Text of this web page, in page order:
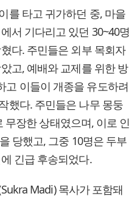
를 타고 귀가하던 중, 마을
서 기다리고 있던 30~40명
다. 주민들은 외부 목회자
고, 예배와 교제를 위한 방
고 이들이 개종을 유도하려
했다. 주민들은 나무 몽둥
무장한 상태였으며, 이로 인
당했고, 그중 10명은 두부
긴급 후송되었다.
Madi) 목사가 포함돼